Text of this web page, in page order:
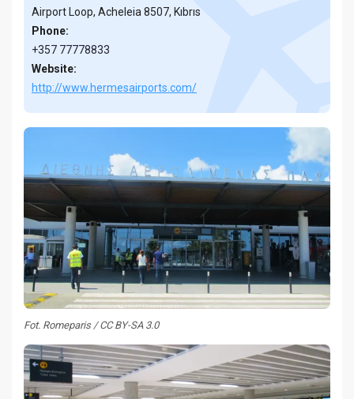
Airport Loop, Acheleia 8507, Kıbrıs
Phone:
+357 77778833
Website:
http://www.hermesairports.com/
Fot. Romeparis / CC BY-SA 3.0